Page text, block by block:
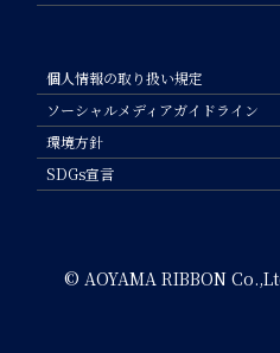
個人情報の取り扱い規定
ソーシャルメディアガイドライン
環境方針
SDGs宣言
© AOYAMA RIBBON